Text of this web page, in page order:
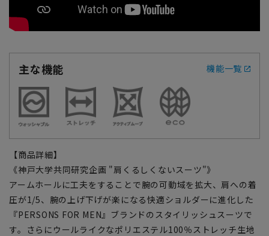
主な機能 機能一覧
【商品詳細】
《神戸大学共同研究企画 "肩くるしくないスーツ"》
アームホールに工夫をすることで腕の可動域を拡大、肩への着
圧が1/5、腕の上げ下げが楽になる快適ショルダーに進化した
『PERSONS FOR MEN』ブランドのスタイリッシュスーツで
す。さらにウールライクなポリエステル100％ストレッチ生地